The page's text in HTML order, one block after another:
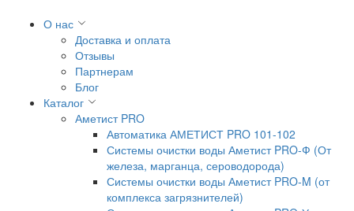
О нас
Доставка и оплата
Отзывы
Партнерам
Блог
Каталог
Аметист PRO
Автоматика АМЕТИСТ PRO 101-102
Системы очистки воды Аметист PRO-Ф (От
железа, марганца, сероводорода)
Системы очистки воды Аметист PRO-M (от
комплекса загрязнителей)